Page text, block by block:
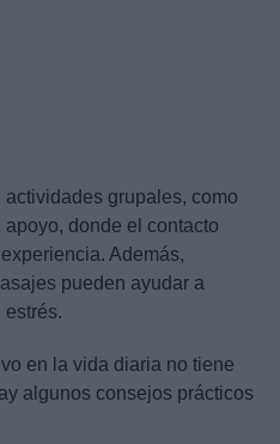
grupales, como
donde el contacto
Además,
pueden ayudar a
estrés.
en la vida diaria no tiene
algunos consejos prácticos